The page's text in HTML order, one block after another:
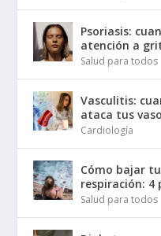
Psoriasis:
atención a
Salud para todos
Vasculitis:
ataca tus
Cardiología
Cómo bajar
respiración: 4
Salud para todos